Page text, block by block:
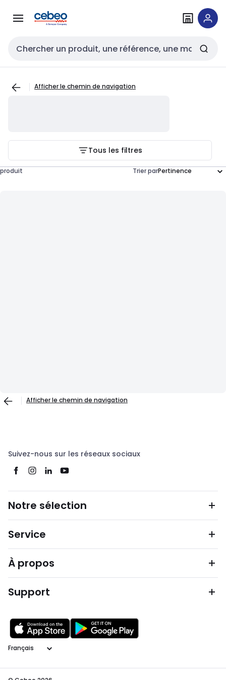
navigationau
Entrée de recherche
Afficher le chemin de navigation
Tous les filtres
produit Trier par
Afficher le chemin de navigation
Suivez-nous sur les réseaux sociaux
Notre sélection
Service
À propos
Support
Langage